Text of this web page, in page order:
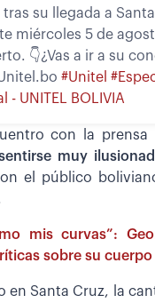
su llegada a
miércoles 5 de
👇¿Vas a ir a su
#Unitel
UNITEL BOLIVIA
con la prensa
muy
el público
mis curvas”:
sobre su cuerpo
en Santa Cruz, la